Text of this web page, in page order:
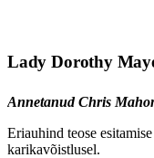
Lady Dorothy
Annetanud Chris
Eriauhind teose
karikavõistlusel.